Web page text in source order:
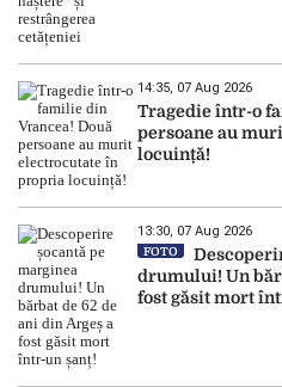
14:35, 07 Aug 2026
Tragedie într-o
persoane au
locuință!
13:30, 07 Aug 2026
FOTO
drumului! Un
fost găsit mort